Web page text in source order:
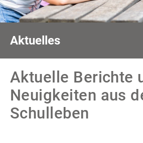
Aktuelles
Aktuelle Berichte
Neuigkeiten aus
Schulleben